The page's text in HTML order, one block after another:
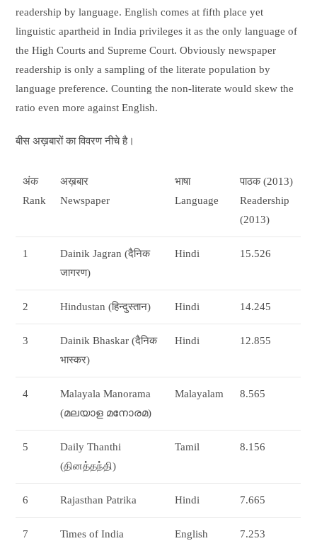
readership by language. English comes at fifth place yet
linguistic apartheid in India privileges it as the only language of
the High Courts and Supreme Court. Obviously newspaper
readership is only a sampling of the literate population by
language preference. Counting the non-literate would skew the
ratio even more against English.
बीस अख़बारों का विवरण नीचे है।
अंक
Rank
अख़बार
Newspaper
भाषा
Language
पाठक (2013)
Readership
(2013)
1
Dainik Jagran (दैनिक
जागरण)
Hindi 15.526
2 Hindustan (हिन्दुस्तान) Hindi 14.245
3
Dainik Bhaskar (दैनिक
भास्कर)
Hindi 12.855
4
Malayala Manorama
(മലയാള മനോരമ)
Malayalam 8.565
5
Daily Thanthi
(தினத்தந்தி)
Tamil 8.156
6 Rajasthan Patrika Hindi 7.665
7 Times of India English 7.253